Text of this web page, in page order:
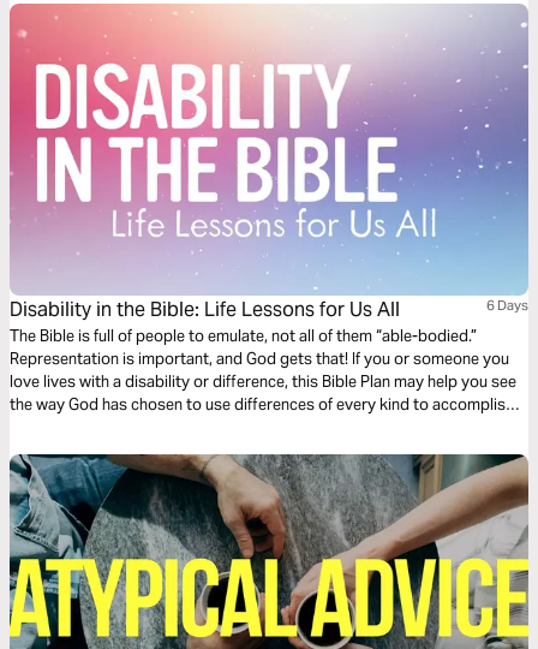
Disability in the Bible: Life Lessons for Us All 6 Days
The Bible is full of people to emulate, not all of them “able-bodied.”
Representation is important, and God gets that! If you or someone you
love lives with a disability or difference, this Bible Plan may help you see
the way God has chosen to use differences of every kind to accomplish
Bible.